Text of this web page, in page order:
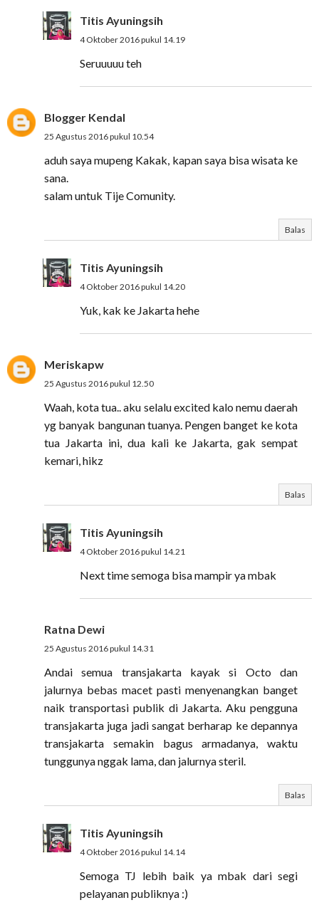
Titis Ayuningsih
4 Oktober 2016 pukul 14.19
Seruuuuu teh
Blogger Kendal
25 Agustus 2016 pukul 10.54
aduh saya mupeng Kakak, kapan saya bisa wisata ke
sana.
salam untuk Tije Comunity.
Balas
Titis Ayuningsih
4 Oktober 2016 pukul 14.20
Yuk, kak ke Jakarta hehe
Meriskapw
25 Agustus 2016 pukul 12.50
Waah, kota tua.. aku selalu excited kalo nemu daerah
yg banyak bangunan tuanya. Pengen banget ke kota
tua Jakarta ini, dua kali ke Jakarta, gak sempat
kemari, hikz
Balas
Titis Ayuningsih
4 Oktober 2016 pukul 14.21
Next time semoga bisa mampir ya mbak
Ratna Dewi
25 Agustus 2016 pukul 14.31
Andai semua transjakarta kayak si Octo dan
jalurnya bebas macet pasti menyenangkan banget
naik transportasi publik di Jakarta. Aku pengguna
transjakarta juga jadi sangat berharap ke depannya
transjakarta semakin bagus armadanya, waktu
tunggunya nggak lama, dan jalurnya steril.
Balas
Titis Ayuningsih
4 Oktober 2016 pukul 14.14
Semoga TJ lebih baik ya mbak dari segi
pelayanan publiknya :)